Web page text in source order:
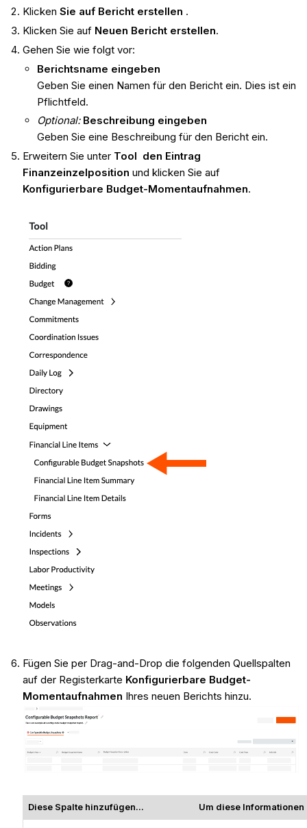
Klicken Sie auf Bericht erstellen .
Klicken Sie auf Neuen Bericht erstellen.
Gehen Sie wie folgt vor:
Berichtsname eingeben
Geben Sie einen Namen für den Bericht ein. Dies ist ein
Pflichtfeld.
Optional: Beschreibung eingeben
Geben Sie eine Beschreibung für den Bericht ein.
Erweitern Sie unterTool den Eintrag
Finanzeinzelposition und klicken Sie auf
Konfigurierbare Budget-Momentaufnahmen.
Fügen Sie per Drag-and-Drop die folgenden Quellspalten
auf der Registerkarte Konfigurierbare Budget-
Momentaufnahmen Ihres neuen Berichts hinzu.
Diese Spalte hinzufügen... Um diese